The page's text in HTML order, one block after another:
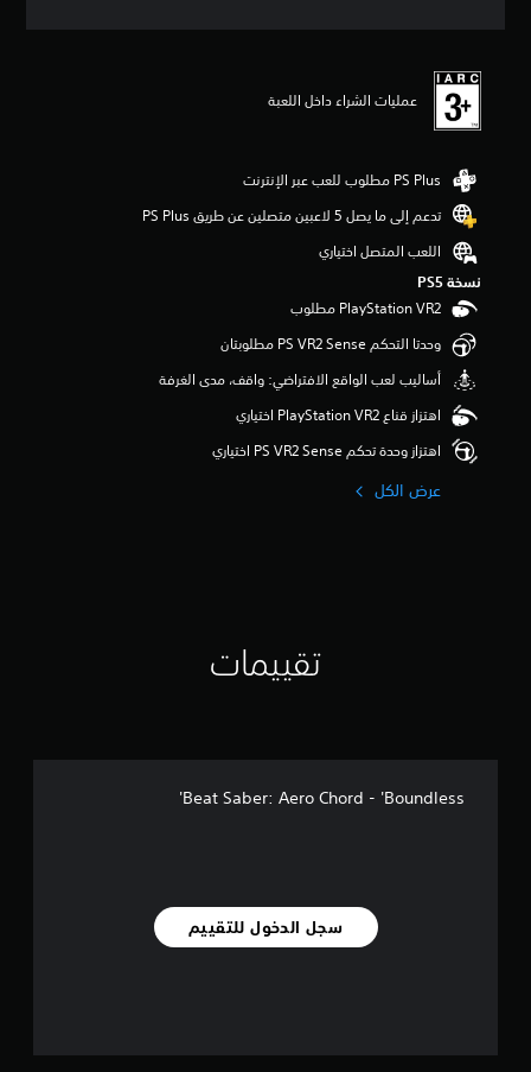
ا
ت
عمليات الشراء داخل اللعبة
تدعم إلى ما يصل 5 لاعبين متصلين عن طريق PS Plus‏
اللعب المتصل اختياري
نسخة PS5‏
وحدتا التحكم PS VR2 Sense مطلوبتان
أساليب لعب الواقع الافتراضي: واقف، مدى الغرفة
اهتزاز قناع PlayStation VR2 اختياري
اهتزاز وحدة تحكم PS VR2 Sense اختياري
عرض الكل
تقييمات
Beat Saber: Aero Chord - 'Boundless'
سجل الدخول للتقييم